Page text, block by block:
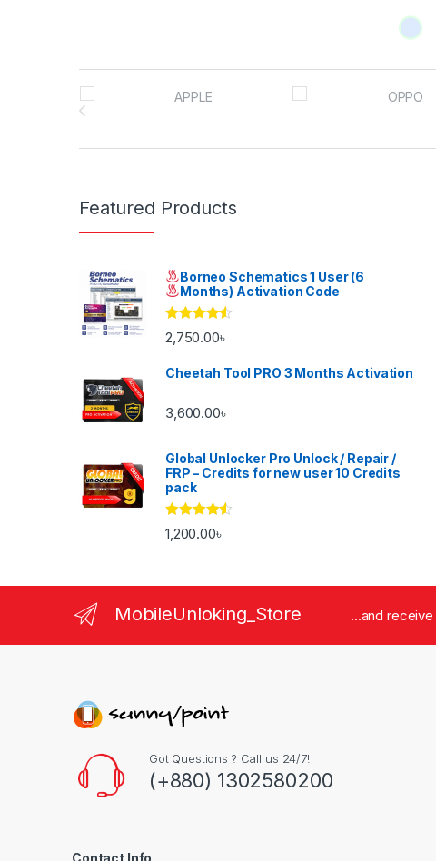
Brands Carousel
Featured Products
Borneo Schematics 1 User (6
Months) Activation Code
Rated 4.33
out of 5
2,750.00৳
Cheetah Tool PRO 3 Months Activation
3,600.00৳
Global Unlocker Pro Unlock / Repair /
FRP – Credits for new user 10 Credits
pack
Rated 4.33
out of 5
1,200.00৳
MobileUnloking_Store ...and receive
Got Questions ? Call us 24/7!
(+880) 1302580200